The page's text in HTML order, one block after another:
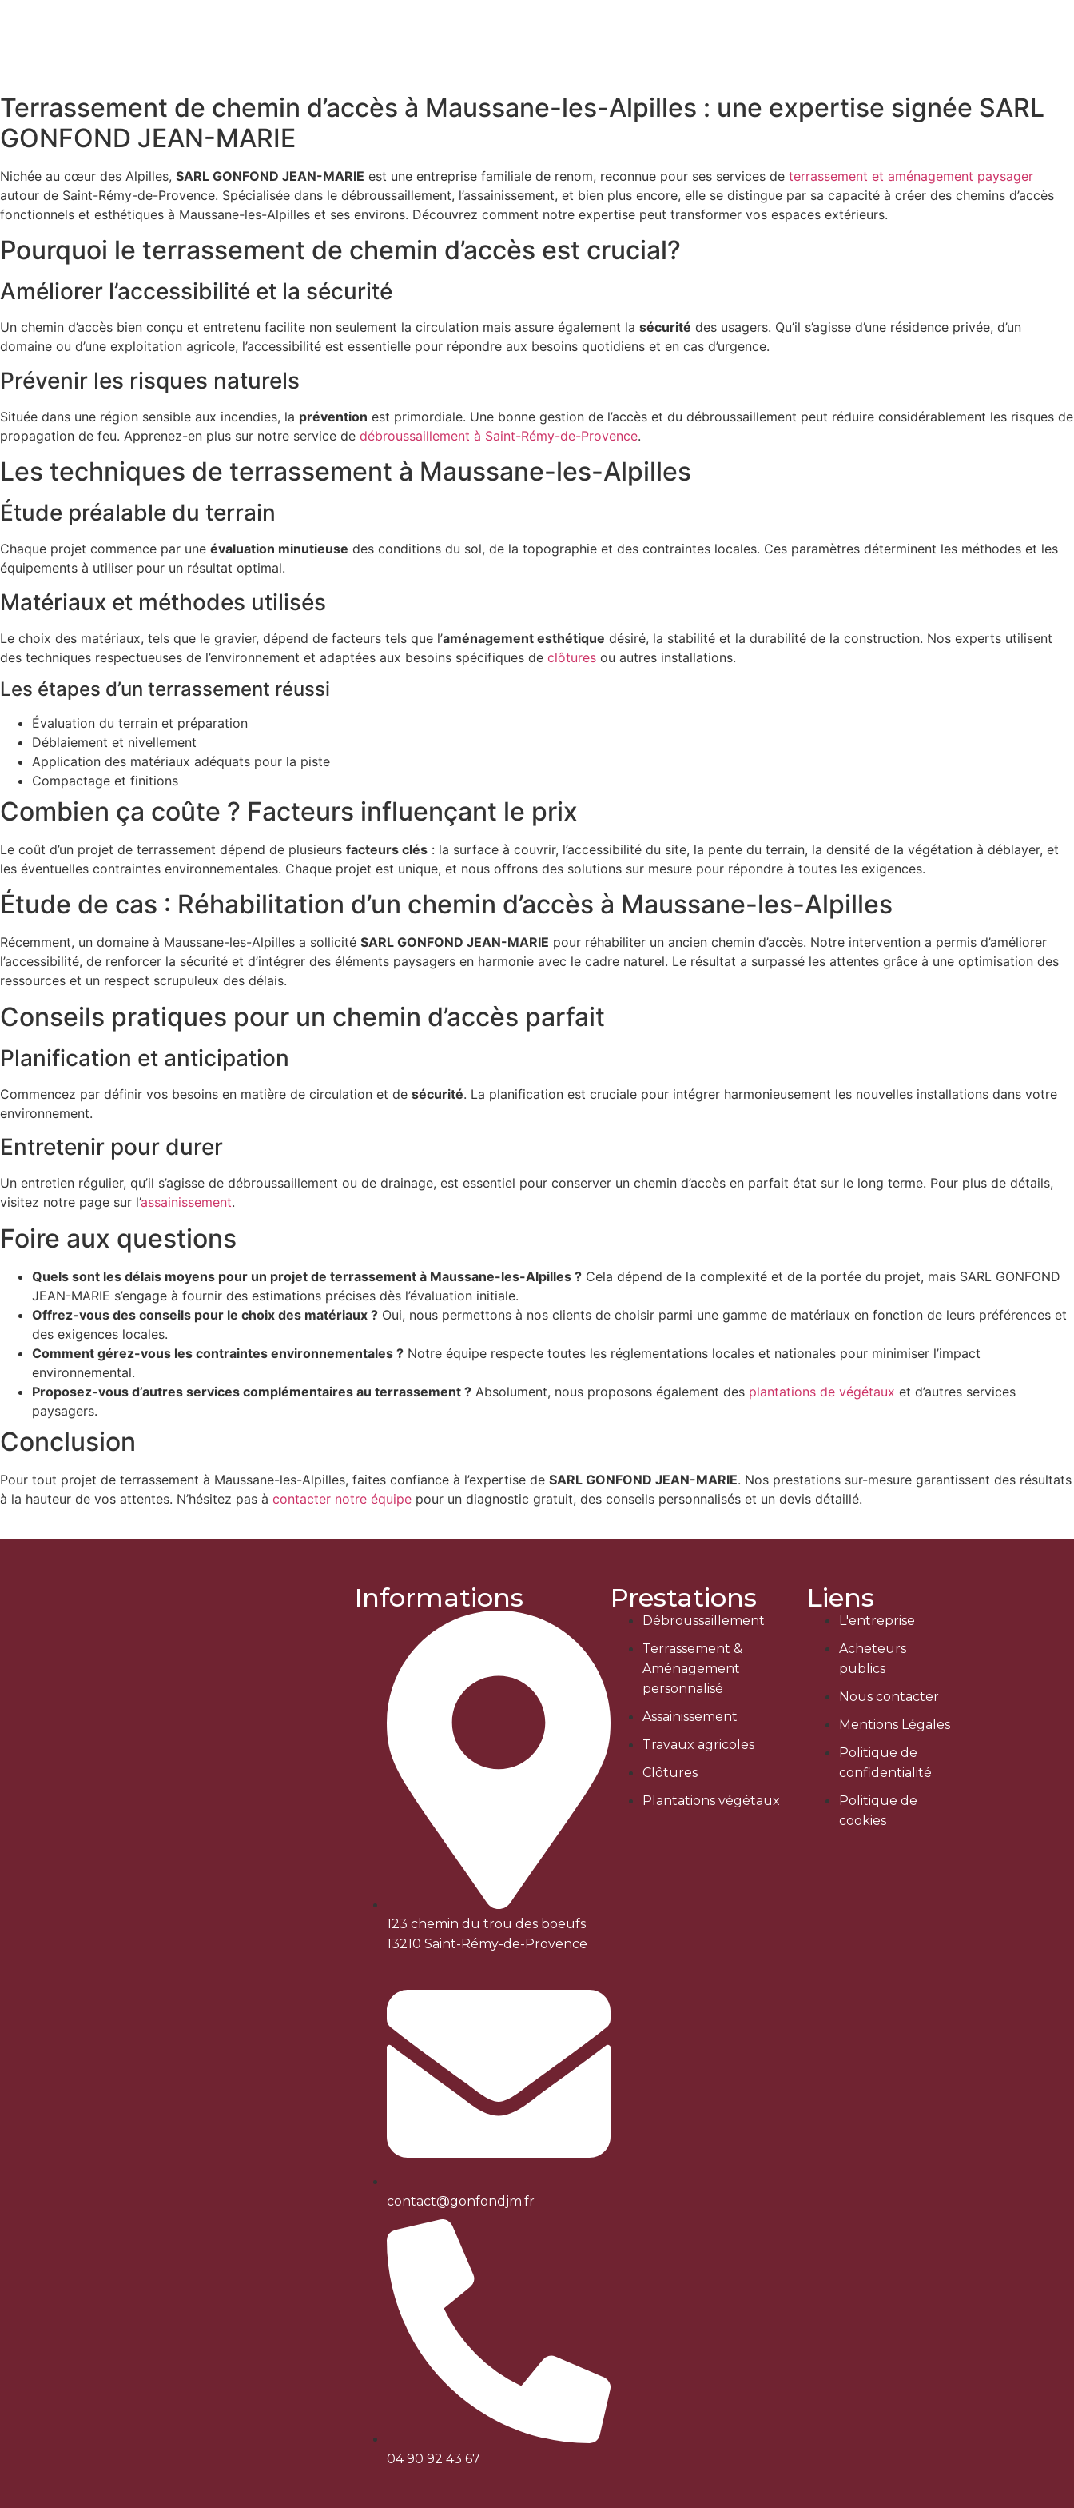
Terrassement de chemin d’accès à Maussane-les-Alpilles : une expertise signée SARL
GONFOND JEAN-MARIE
Nichée au cœur des Alpilles, SARL GONFOND JEAN-MARIE est une entreprise familiale de renom, reconnue pour ses services de terrassement et aménagement paysager
autour de Saint-Rémy-de-Provence. Spécialisée dans le débroussaillement, l’assainissement, et bien plus encore, elle se distingue par sa capacité à créer des chemins d’accès
fonctionnels et esthétiques à Maussane-les-Alpilles et ses environs. Découvrez comment notre expertise peut transformer vos espaces extérieurs.
Pourquoi le terrassement de chemin d’accès est crucial?
Améliorer l’accessibilité et la sécurité
Un chemin d’accès bien conçu et entretenu facilite non seulement la circulation mais assure également la sécurité des usagers. Qu’il s’agisse d’une résidence privée, d’un
domaine ou d’une exploitation agricole, l’accessibilité est essentielle pour répondre aux besoins quotidiens et en cas d’urgence.
Prévenir les risques naturels
Située dans une région sensible aux incendies, la prévention est primordiale. Une bonne gestion de l’accès et du débroussaillement peut réduire considérablement les risques de
propagation de feu. Apprenez-en plus sur notre service de débroussaillement à Saint-Rémy-de-Provence.
Les techniques de terrassement à Maussane-les-Alpilles
Étude préalable du terrain
Chaque projet commence par une évaluation minutieuse des conditions du sol, de la topographie et des contraintes locales. Ces paramètres déterminent les méthodes et les
équipements à utiliser pour un résultat optimal.
Matériaux et méthodes utilisés
Le choix des matériaux, tels que le gravier, dépend de facteurs tels que l’aménagement esthétique désiré, la stabilité et la durabilité de la construction. Nos experts utilisent
des techniques respectueuses de l’environnement et adaptées aux besoins spécifiques de clôtures ou autres installations.
Les étapes d’un terrassement réussi
Évaluation du terrain et préparation
Déblaiement et nivellement
Application des matériaux adéquats pour la piste
Compactage et finitions
Combien ça coûte ? Facteurs influençant le prix
Le coût d’un projet de terrassement dépend de plusieurs facteurs clés : la surface à couvrir, l’accessibilité du site, la pente du terrain, la densité de la végétation à déblayer, et
les éventuelles contraintes environnementales. Chaque projet est unique, et nous offrons des solutions sur mesure pour répondre à toutes les exigences.
Étude de cas : Réhabilitation d’un chemin d’accès à Maussane-les-Alpilles
Récemment, un domaine à Maussane-les-Alpilles a sollicité SARL GONFOND JEAN-MARIE pour réhabiliter un ancien chemin d’accès. Notre intervention a permis d’améliorer
l’accessibilité, de renforcer la sécurité et d’intégrer des éléments paysagers en harmonie avec le cadre naturel. Le résultat a surpassé les attentes grâce à une optimisation des
ressources et un respect scrupuleux des délais.
Conseils pratiques pour un chemin d’accès parfait
Planification et anticipation
Commencez par définir vos besoins en matière de circulation et de sécurité. La planification est cruciale pour intégrer harmonieusement les nouvelles installations dans votre
environnement.
Entretenir pour durer
Un entretien régulier, qu’il s’agisse de débroussaillement ou de drainage, est essentiel pour conserver un chemin d’accès en parfait état sur le long terme. Pour plus de détails,
visitez notre page sur l’assainissement.
Foire aux questions
Quels sont les délais moyens pour un projet de terrassement à Maussane-les-Alpilles ? Cela dépend de la complexité et de la portée du projet, mais SARL GONFOND
JEAN-MARIE s’engage à fournir des estimations précises dès l’évaluation initiale.
Offrez-vous des conseils pour le choix des matériaux ? Oui, nous permettons à nos clients de choisir parmi une gamme de matériaux en fonction de leurs préférences et
des exigences locales.
Comment gérez-vous les contraintes environnementales ? Notre équipe respecte toutes les réglementations locales et nationales pour minimiser l’impact
environnemental.
Proposez-vous d’autres services complémentaires au terrassement ? Absolument, nous proposons également des plantations de végétaux et d’autres services
paysagers.
Conclusion
Pour tout projet de terrassement à Maussane-les-Alpilles, faites confiance à l’expertise de SARL GONFOND JEAN-MARIE. Nos prestations sur-mesure garantissent des résultats
à la hauteur de vos attentes. N’hésitez pas à contacter notre équipe pour un diagnostic gratuit, des conseils personnalisés et un devis détaillé.
Informations
123 chemin du trou des boeufs
13210 Saint-Rémy-de-Provence
contact@gonfondjm.fr
04 90 92 43 67
Prestations
Débroussaillement
Terrassement &
Aménagement
personnalisé
Assainissement
Travaux agricoles
Clôtures
Plantations végétaux
Liens
L'entreprise
Acheteurs
publics
Nous contacter
Mentions Légales
Politique de
confidentialité
Politique de
cookies